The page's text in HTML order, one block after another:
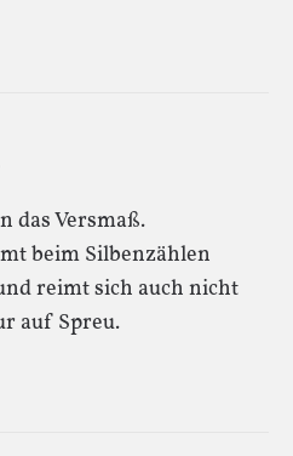
das Versmaß.
beim Silbenzählen
reimt sich auch nicht
auf Spreu.